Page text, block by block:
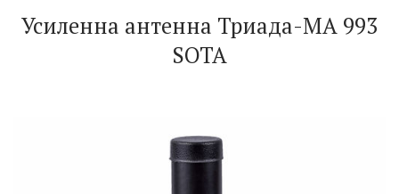
Усиленна антенна Триада-МА 993
SOTA